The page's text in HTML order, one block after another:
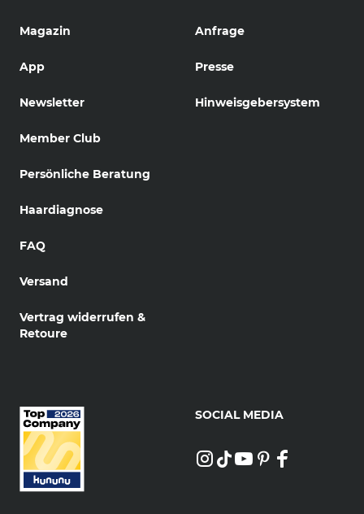
Magazin
App
Newsletter
Member Club
Persönliche Beratung
Haardiagnose
FAQ
Versand
Vertrag widerrufen &
Retoure
Anfrage
Presse
Hinweisgebersystem
SOCIAL MEDIA